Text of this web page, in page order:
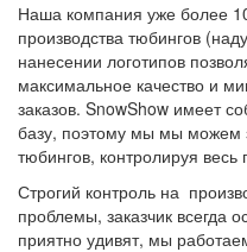
Наша компания уже более
производства тюбингов
нанесении логотипов
максимальное качество и
заказов. SnowShow имеет
базу, поэтому мы мы можем
тюбингов, контролируя весь
Строгий контроль на
проблемы, заказчик всегда
приятно удивят, мы